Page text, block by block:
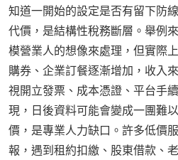
知道一開始的設定是否有留下防
代價，是結構性稅務斷層。舉例
模營業人的想像來處理，但實際
購券、企業訂餐逐漸增加，收入
視開立發票、成本憑證、平台手
現，日後資料可能會變成一團難
價，是專業人力缺口。許多低價
報，遇到租約扣繳、股東借款、